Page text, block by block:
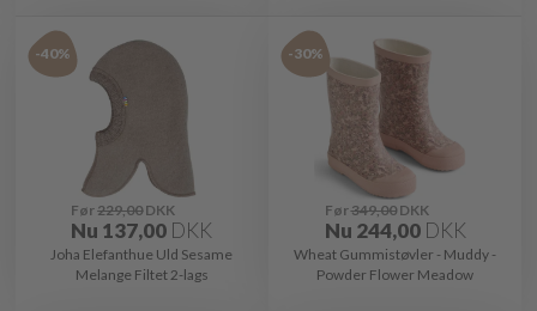
-40%
Før229,00DKK
Nu 137,00 DKK
Joha Elefanthue Uld Sesame
Melange Filtet 2-lags
-30%
Før349,00DKK
Nu 244,00 DKK
Wheat Gummistøvler - Muddy -
Powder Flower Meadow